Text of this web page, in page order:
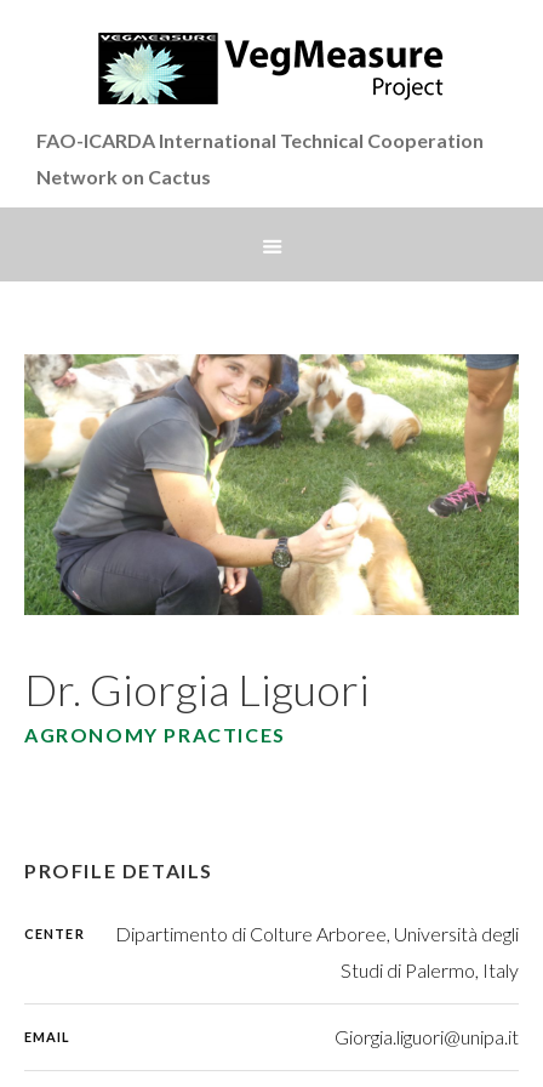
FAO-ICARDA International Technical Cooperation
Network on Cactus
Dr. Giorgia Liguori
AGRONOMY PRACTICES
PROFILE DETAILS
CENTER
Dipartimento di Colture Arboree, Università degli
Studi di Palermo, Italy
EMAIL Giorgia.liguori@unipa.it